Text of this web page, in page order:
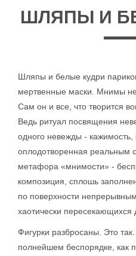
ШЛЯПЫ И
Шляпы и белые кудри
мертвенные маски. Мнимы не
Сам он и все, что творится
Ведь ритуал посвящения
одного невежды -
оплодотворенная реальным
метафора «мнимости» -
композиция, сплошь
по поверхности
хаотически пересекающихся
Фигурки разбросаны. Это
полнейшем беспорядке, как